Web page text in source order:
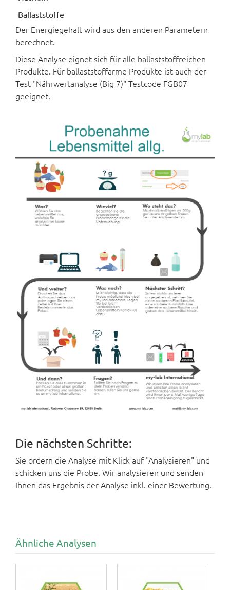
Ballaststoffe
Der Energiegehalt wird aus den anderen Parametern
berechnet.
Diese Analyse eignet sich für alle ballaststoffreichen
Produkte. Für ballaststoffarme Produkte ist auch der
Test "Nährwertanalyse (Big 7)" Testcode FGB07
geeignet.
Die nächsten Schritte:
Sie ordern die Analyse mit Klick auf "Analysieren" und
schicken uns die Probe. Wir analysieren und senden
Ihnen das Ergebnis der Analyse inkl. einer Bewertung.
Ähnliche Analysen